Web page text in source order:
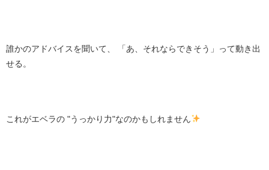
誰かのアドバイスを聞いて、 「あ、それならできそう」って動き出
せる。
これがエベラの "うっかり力"なのかもしれません